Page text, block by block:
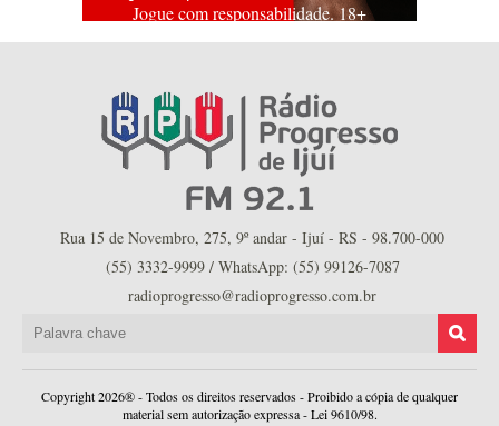
Jogue com responsabilidade. 18+
Rua 15 de Novembro, 275, 9º andar - Ijuí - RS - 98.700-000
(55) 3332-9999 / WhatsApp: (55) 99126-7087
radioprogresso@radioprogresso.com.br
Copyright 2026® - Todos os direitos reservados - Proibido a cópia de qualquer
material sem autorização expressa - Lei 9610/98.